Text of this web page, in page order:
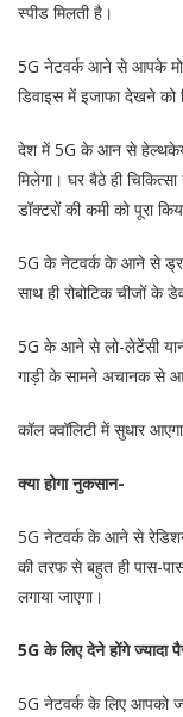
स्पीड मिलती है।
5G नेटवर्क आने से आपके
डिवाइस में इजाफा देखने को
देश में 5G के आन से
मिलेगा। घर बैठे ही
डॉक्टरों की कमी को पूरा
5G के नेटवर्क के आने से
साथ ही रोबोटिक चीजों के
5G के आने से लो-लेटेंसी
गाड़ी के सामने अचानक से आ
कॉल क्वॉलिटी में सुधार
क्या होगा नुकसान-
5G नेटवर्क के आने से
की तरफ से बहुत ही पास-
लगाया जाएगा।
5G के लिए देने होंगे ज्यादा
5G नेटवर्क के लिए आपको